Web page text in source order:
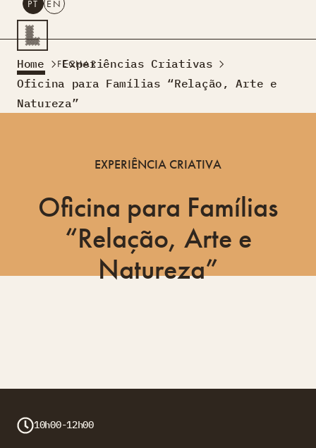
PESQUISAR
PT EN
Turismo Criativo
A AcontecerMontra
PT EN
FECHAR
Home
Experiências Criativas
Oficina para Famílias “Relação, Arte e
Natureza”
EXPERIÊNCIA CRIATIVA
Oficina para Famílias
“Relação, Arte e
Natureza”
10h00-12h00